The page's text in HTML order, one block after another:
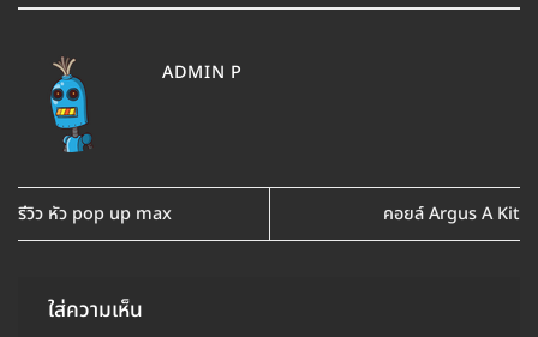
ADMIN P
รีวิว หัว pop up max คอยล์ Argus A Kit
ใส่ความเห็น